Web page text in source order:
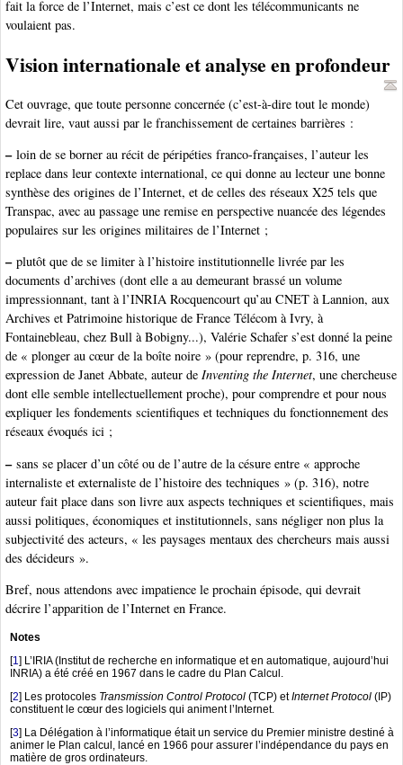
fait la force de l’Internet, mais c’est ce dont les télécommunicants ne
voulaient pas.
Vision internationale et analyse en profondeur
Cet ouvrage, que toute personne concernée (c’est-à-dire tout le monde)
devrait lire, vaut aussi par le franchissement de certaines barrières :
–loin de se borner au récit de péripéties franco-françaises, l’auteur les
replace dans leur contexte international, ce qui donne au lecteur une bonne
synthèse des origines de l’Internet, et de celles des réseaux X25 tels que
Transpac, avec au passage une remise en perspective nuancée des légendes
populaires sur les origines militaires de l’Internet ;
–plutôt que de se limiter à l’histoire institutionnelle livrée par les
documents d’archives (dont elle a au demeurant brassé un volume
impressionnant, tant à l’INRIA Rocquencourt qu’au CNET à Lannion, aux
Archives et Patrimoine historique de France Télécom à Ivry, à
Fontainebleau, chez Bull à Bobigny...), Valérie Schafer s’est donné la peine
de « plonger au cœur de la boîte noire » (pour reprendre, p. 316, une
expression de Janet Abbate, auteur de Inventing the Internet, une chercheuse
dont elle semble intellectuellement proche), pour comprendre et pour nous
expliquer les fondements scientifiques et techniques du fonctionnement des
réseaux évoqués ici ;
–sans se placer d’un côté ou de l’autre de la césure entre « approche
internaliste et externaliste de l’histoire des techniques » (p. 316), notre
auteur fait place dans son livre aux aspects techniques et scientifiques, mais
aussi politiques, économiques et institutionnels, sans négliger non plus la
subjectivité des acteurs, « les paysages mentaux des chercheurs mais aussi
des décideurs ».
Bref, nous attendons avec impatience le prochain épisode, qui devrait
décrire l’apparition de l’Internet en France.
Notes
[1 ] L’IRIA (Institut de recherche en informatique et en automatique, aujourd’hui
INRIA) a été créé en 1967 dans le cadre du Plan Calcul.
[2] Les protocoles Transmission Control Protocol (TCP) etInternet Protocol (IP)
constituent le cœur des logiciels qui animent l’Internet.
[3] La Délégation à l’informatique était un service du Premier ministre destiné à
animer le Plan calcul, lancé en 1966 pour assurer l’indépendance du pays en
matière de gros ordinateurs.